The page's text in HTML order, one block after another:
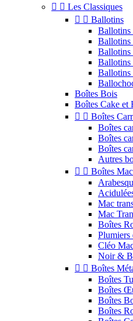
  Les Classiques
  Ballotins
Ballotins
Ballotins
Ballotins
Ballotins
Ballotins
Boîtes Bois
Boîtes Cake et
  Boîtes
Boîtes
Boîtes
Boîtes
Autres
  Boîtes
Mac
Mac
Boîtes
Plumiers
Cléo
Noir &
  Boîtes
Boîtes
Boîtes
Boîtes
Boîtes